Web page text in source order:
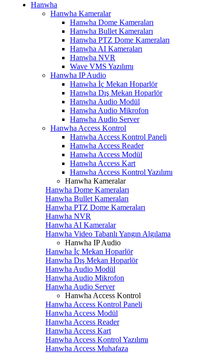
Hanwha
Hanwha Kameralar
Hanwha Dome Kameraları
Hanwha Bullet Kameraları
Hanwha PTZ Dome Kameraları
Hanwha AI Kameraları
Hanwha NVR
Wave VMS Yazılımı
Hanwha IP Audio
Hanwha İç Mekan Hoparlör
Hanwha Dış Mekan Hoparlör
Hanwha Audio Modül
Hanwha Audio Mikrofon
Hanwha Audio Server
Hanwha Access Kontrol
Hanwha Access Kontrol Paneli
Hanwha Access Reader
Hanwha Access Modül
Hanwha Access Kart
Hanwha Access Kontrol Yazılımı
Hanwha Kameralar
Hanwha Dome Kameraları
Hanwha Bullet Kameraları
Hanwha PTZ Dome Kameraları
Hanwha NVR
Hanwha AI Kameralar
Hanwha Video Tabanlı Yangın Algılama
Hanwha IP Audio
Hanwha İç Mekan Hoparlör
Hanwha Dış Mekan Hoparlör
Hanwha Audio Modül
Hanwha Audio Mikrofon
Hanwha Audio Server
Hanwha Access Kontrol
Hanwha Access Kontrol Paneli
Hanwha Access Modül
Hanwha Access Reader
Hanwha Access Kart
Hanwha Access Kontrol Yazılımı
Hanwha Access Muhafaza